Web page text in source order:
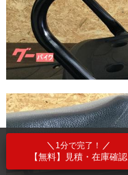
1分で完了！
【無料】見積・在庫確認